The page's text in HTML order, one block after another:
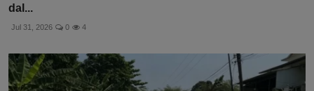
dal...
Jul 31, 2026 0 4